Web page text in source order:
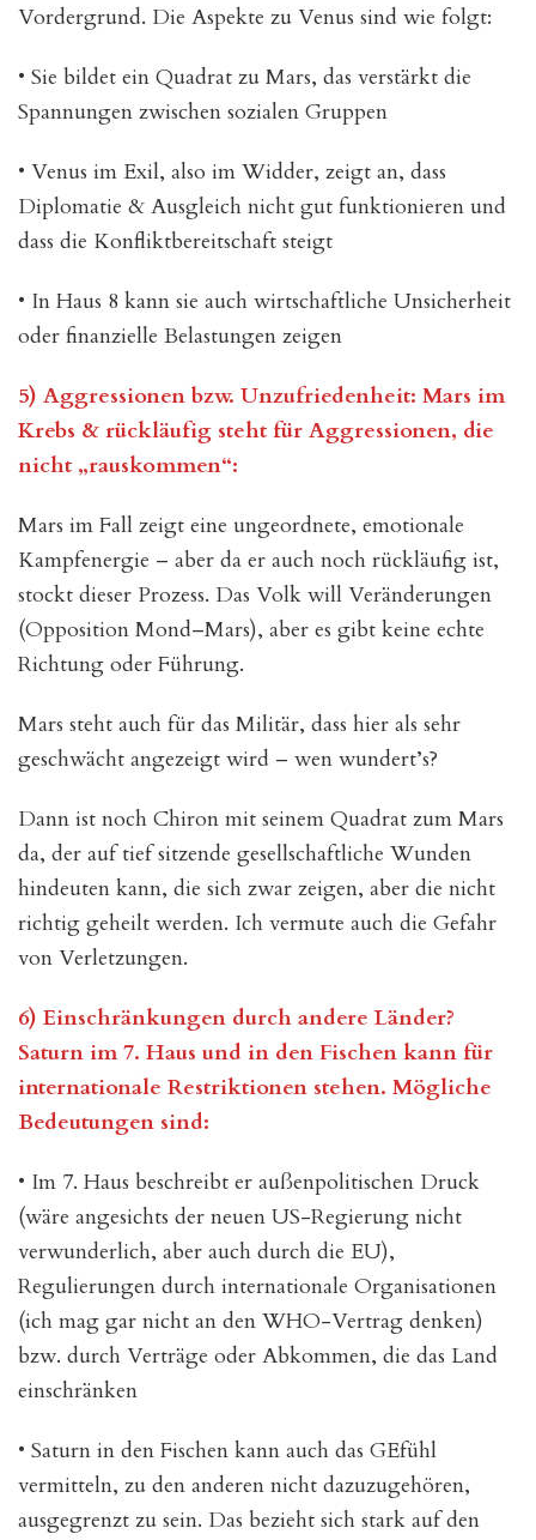
Vordergrund. Die Aspekte zu Venus sind wie folgt:
• Sie bildet ein Quadrat zu Mars, das verstärkt die
Spannungen zwischen sozialen Gruppen
• Venus im Exil, also im Widder, zeigt an, dass
Diplomatie & Ausgleich nicht gut funktionieren und
dass die Konfliktbereitschaft steigt
• In Haus 8 kann sie auch wirtschaftliche Unsicherheit
oder finanzielle Belastungen zeigen
5) Aggressionen bzw. Unzufriedenheit: Mars im
Krebs & rückläufig steht für Aggressionen, die
nicht „rauskommen“:
Mars im Fall zeigt eine ungeordnete, emotionale
Kampfenergie – aber da er auch noch rückläufig ist,
stockt dieser Prozess. Das Volk will Veränderungen
(Opposition Mond–Mars), aber es gibt keine echte
Richtung oder Führung.
Mars steht auch für das Militär, dass hier als sehr
geschwächt angezeigt wird – wen wundert’s?
Dann ist noch Chiron mit seinem Quadrat zum Mars
da, der auf tief sitzende gesellschaftliche Wunden
hindeuten kann, die sich zwar zeigen, aber die nicht
richtig geheilt werden. Ich vermute auch die Gefahr
von Verletzungen.
6) Einschränkungen durch andere Länder?
Saturn im 7. Haus und in den Fischen kann für
internationale Restriktionen stehen. Mögliche
Bedeutungen sind:
• Im 7. Haus beschreibt er außenpolitischen Druck
(wäre angesichts der neuen US-Regierung nicht
verwunderlich, aber auch durch die EU),
Regulierungen durch internationale Organisationen
(ich mag gar nicht an den WHO-Vertrag denken)
bzw. durch Verträge oder Abkommen, die das Land
einschränken
• Saturn in den Fischen kann auch das GEfühl
vermitteln, zu den anderen nicht dazuzugehören,
ausgegrenzt zu sein. Das bezieht sich stark auf den